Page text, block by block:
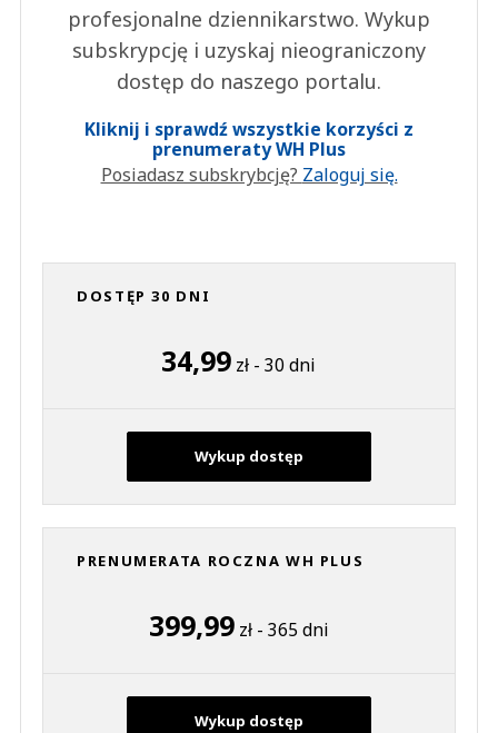
profesjonalne dziennikarstwo. Wykup
subskrypcję i uzyskaj nieograniczony
dostęp do naszego portalu.
Kliknij i sprawdź wszystkie korzyści z
prenumeraty WH Plus
Posiadasz subskrybcję? Zaloguj się.
DOSTĘP 30 DNI
34,99 zł - 30 dni
Wykup dostęp
PRENUMERATA ROCZNA WH PLUS
399,99zł - 365 dni
Wykup dostęp